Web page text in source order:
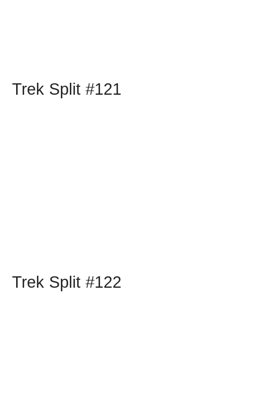
Trek Split #121
Trek Split #122